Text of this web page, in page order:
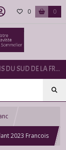
0 0
*** LE CAVISTE QUI VOUS FAIT DÉCOUVRIR LES VINS DU SUD DE LA FRANCE ***
2023 Francois